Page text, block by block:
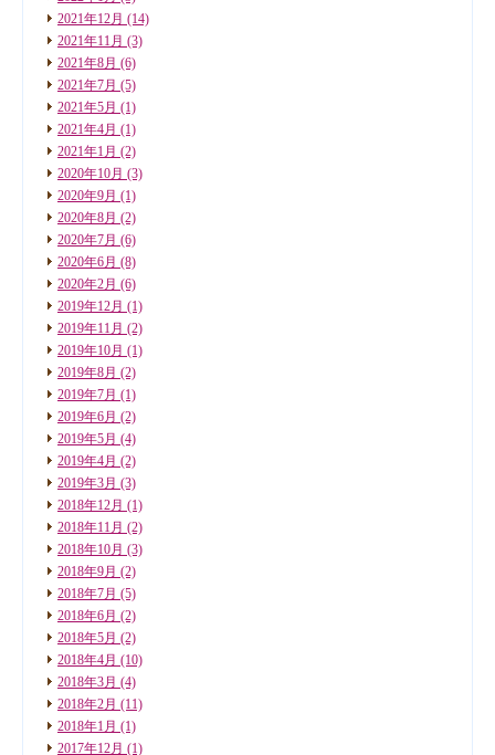
2021年12月 (14)
2021年11月 (3)
2021年8月 (6)
2021年7月 (5)
2021年5月 (1)
2021年4月 (1)
2021年1月 (2)
2020年10月 (3)
2020年9月 (1)
2020年8月 (2)
2020年7月 (6)
2020年6月 (8)
2020年2月 (6)
2019年12月 (1)
2019年11月 (2)
2019年10月 (1)
2019年8月 (2)
2019年7月 (1)
2019年6月 (2)
2019年5月 (4)
2019年4月 (2)
2019年3月 (3)
2018年12月 (1)
2018年11月 (2)
2018年10月 (3)
2018年9月 (2)
2018年7月 (5)
2018年6月 (2)
2018年5月 (2)
2018年4月 (10)
2018年3月 (4)
2018年2月 (11)
2018年1月 (1)
2017年12月 (1)